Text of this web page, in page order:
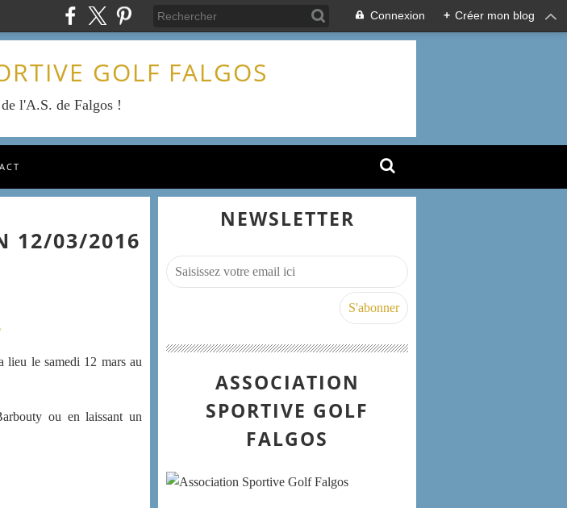
Connexion + Créer mon blog
GOLF FALGOS
l'A.S. de Falgos !
12/03/2016
lieu le samedi 12 mars au
ou en laissant un
NEWSLETTER
ASSOCIATION
SPORTIVE GOLF
FALGOS